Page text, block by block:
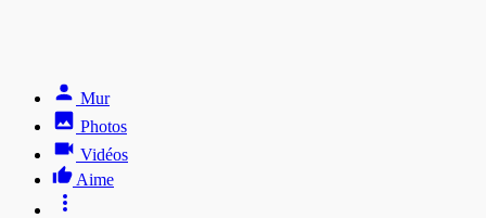
Mur
Photos
Vidéos
Aime